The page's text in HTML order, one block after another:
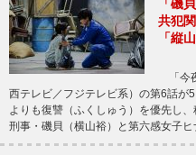
「磯
共犯
「縦
「今
西テレビ／フジテレビ系）の第6話
よりも復讐（ふくしゅう）を優先し
刑事・磯貝（横山裕）と第六感女子